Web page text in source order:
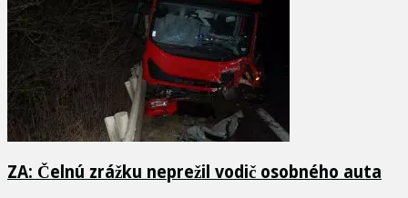
ZA: Čelnú zrážku neprežil vodič osobného auta